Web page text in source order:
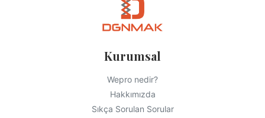
Kurumsal
Wepro nedir?
Hakkımızda
Sıkça Sorulan Sorular